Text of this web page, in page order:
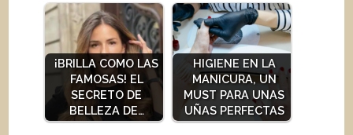
¡BRILLA COMO LAS
FAMOSAS! EL
SECRETO DE
BELLEZA DE…
HIGIENE EN LA
MANICURA, UN
MUST PARA UNAS
UÑAS PERFECTAS